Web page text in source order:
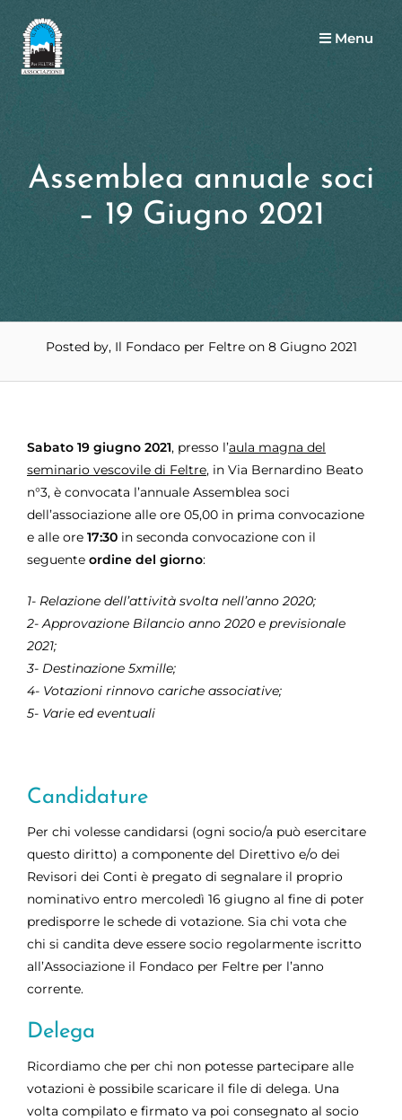
Menu
Assemblea annuale soci
– 19 Giugno 2021
Posted by, Il Fondaco per Feltreon 8 Giugno 2021
Sabato 19 giugno 2021, presso l’aula magna del
seminario vescovile di Feltre, in Via Bernardino Beato
n°3, è convocata l’annuale Assemblea soci
dell’associazione alle ore 05,00 in prima convocazione
e alle ore 17:30 in seconda convocazione con il
seguente ordine del giorno:
1- Relazione dell’attività svolta nell’anno 2020;
2- Approvazione Bilancio anno 2020 e previsionale
2021;
3- Destinazione 5xmille;
4- Votazioni rinnovo cariche associative;
5- Varie ed eventuali
Candidature
Per chi volesse candidarsi (ogni socio/a può esercitare
questo diritto) a componente del Direttivo e/o dei
Revisori dei Conti è pregato di segnalare il proprio
nominativo entro mercoledì 16 giugno al fine di poter
predisporre le schede di votazione. Sia chi vota che
chi si candita deve essere socio regolarmente iscritto
all’Associazione il Fondaco per Feltre per l’anno
corrente.
Delega
Ricordiamo che per chi non potesse partecipare alle
votazioni è possibile scaricare il file di delega. Una
volta compilato e firmato va poi consegnato al socio